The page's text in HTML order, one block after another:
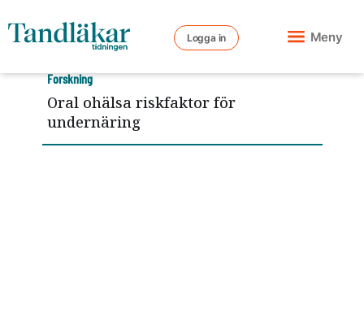
Logga in Meny
Oral ohälsa riskfaktor för
undernäring
Forskning